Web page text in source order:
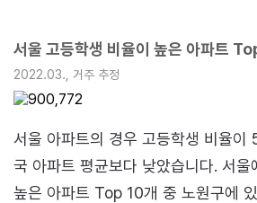
서울 고등학생 비율이 높은 아파트
2022.03., 거주 추정
서울 아파트의 경우 고등학생 비율이
국 아파트 평균보다 낮았습니다. 서울
높은 아파트 Top 10개 중 노원구에